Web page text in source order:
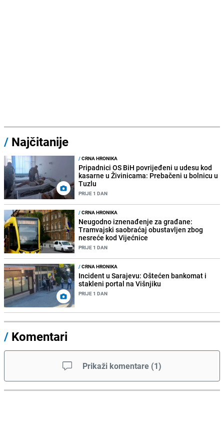
/ Najčitanije
/CRNA HRONIKA
Pripadnici OS BiH povrijeđeni u udesu kod
kasarne u Živinicama: Prebačeni u bolnicu u
Tuzlu
PRIJE 1 DAN
/CRNA HRONIKA
Neugodno iznenađenje za građane:
Tramvajski saobraćaj obustavljen zbog
nesreće kod Vijećnice
PRIJE 1 DAN
/CRNA HRONIKA
Incident u Sarajevu: Oštećen bankomat i
stakleni portal na Višnjiku
PRIJE 1 DAN
/ Komentari
Prikaži komentare (1)